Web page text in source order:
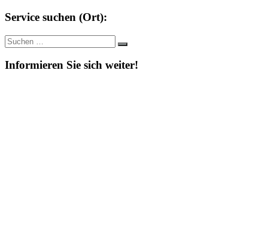
Service suchen (Ort):
Suche
nach:
Suchen
Informieren Sie sich weiter!